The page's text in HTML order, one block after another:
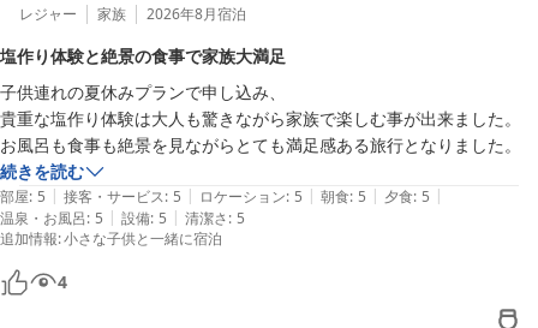
し上げます。
ため、真摯に受け止めてまいります。
またいつか晴れた日に、赤穂の絶景を楽しみにしていただければ幸
いです。
またのお越しを心よりお待ちしております。
赤穂温泉 絶景露天風呂の宿 銀波荘
2026-07-30
レジャー 家族 2026年8月宿泊
塩作り体験と絶景の食事で家族大満足
子供連れの夏休みプランで申し込み、
貴重な塩作り体験は大人も驚きながら家族で楽しむ事が出来ました。
お風呂も食事も絶景を見ながらとても満足感ある旅行となりました。
続きを読む
部屋: 5 | 接客・サービス: 5 | ロケーション: 5 | 朝食: 5 | 夕食: 5 |
温泉・お風呂: 5 | 設備: 5 | 清潔さ: 5
追加情報:小さな子供と一緒に宿泊
4